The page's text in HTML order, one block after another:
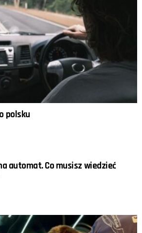
polsku
automat. Co musisz wiedzieć